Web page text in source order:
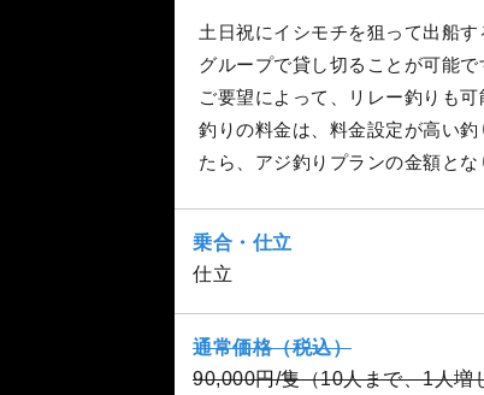
土日祝にイシモチを狙って出船す
グループで貸し切ることが可能
ご要望によって、リレー釣りも
釣りの料金は、料金設定が高い
たら、アジ釣りプランの金額と
乗合・仕立
仕立
通常価格（税込）
90,000円/隻（10人まで、1人増